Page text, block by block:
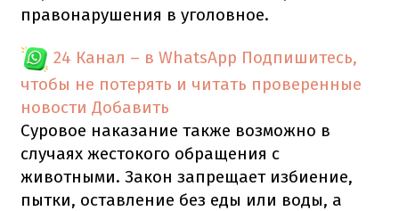
правонарушения в уголовное.
24 Канал – в WhatsApp Подпишитесь,
чтобы не потерять и читать проверенные
новости Добавить
Суровое наказание также возможно в
случаях жестокого обращения с
животными. Закон запрещает избиение,
пытки, оставление без еды или воды, а